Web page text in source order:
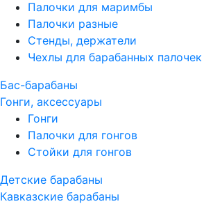
Палочки для маримбы
Палочки разные
Стенды, держатели
Чехлы для барабанных палочек
Бас-барабаны
Гонги, аксессуары
Гонги
Палочки для гонгов
Стойки для гонгов
Детские барабаны
Кавказские барабаны